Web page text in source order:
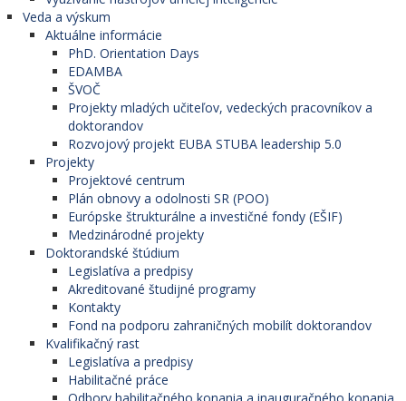
Veda a výskum
Aktuálne informácie
PhD. Orientation Days
EDAMBA
ŠVOČ
Projekty mladých učiteľov, vedeckých pracovníkov a
doktorandov
Rozvojový projekt EUBA STUBA leadership 5.0
Projekty
Projektové centrum
Plán obnovy a odolnosti SR (POO)
Európske štrukturálne a investičné fondy (EŠIF)
Medzinárodné projekty
Doktorandské štúdium
Legislatíva a predpisy
Akreditované študijné programy
Kontakty
Fond na podporu zahraničných mobilít doktorandov
Kvalifikačný rast
Legislatíva a predpisy
Habilitačné práce